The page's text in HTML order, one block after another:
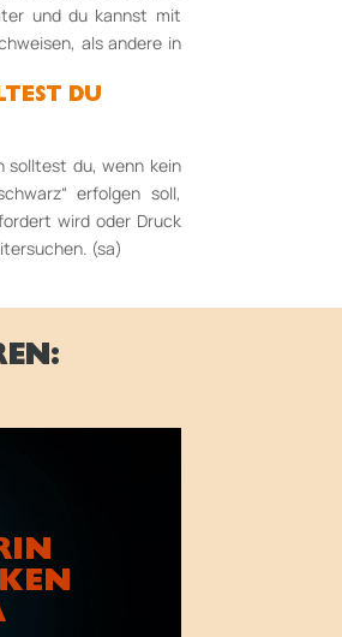
und du kannst mit
als andere in
DU
solltest du, wenn kein
erfolgen soll,
wird oder Druck
(sa)